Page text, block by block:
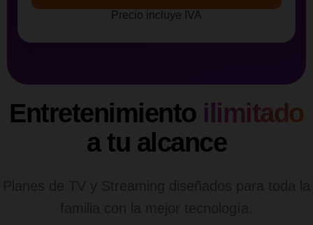
Precio incluye IVA
Entretenimiento ilimitado
a tu alcance